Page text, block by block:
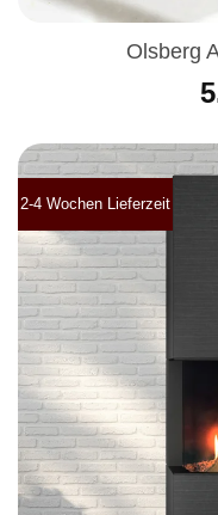
Olsberg
2-4 Wochen Lieferzeit